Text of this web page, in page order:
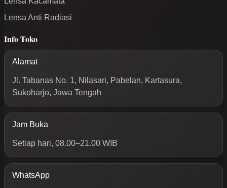
Lensa Anti Radiasi
Info Toko
Alamat
Jl. Tabanas No. 1, Nilasari, Pabelan, Kartasura,
Sukoharjo, Jawa Tengah
Jam Buka
Setiap hari, 08.00–21.00 WIB
WhatsApp